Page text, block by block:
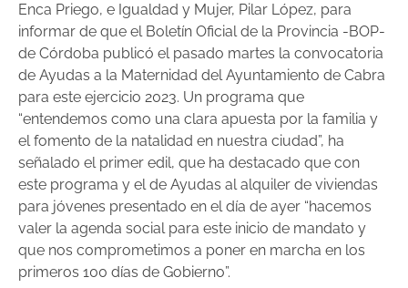
Enca Priego, e Igualdad y Mujer, Pilar López, para
informar de que el Boletín Oficial de la Provincia -BOP-
de Córdoba publicó el pasado martes la convocatoria
de Ayudas a la Maternidad del Ayuntamiento de Cabra
para este ejercicio 2023. Un programa que
“entendemos como una clara apuesta por la familia y
el fomento de la natalidad en nuestra ciudad”, ha
señalado el primer edil, que ha destacado que con
este programa y el de Ayudas al alquiler de viviendas
para jóvenes presentado en el día de ayer “hacemos
valer la agenda social para este inicio de mandato y
que nos comprometimos a poner en marcha en los
primeros 100 días de Gobierno”.